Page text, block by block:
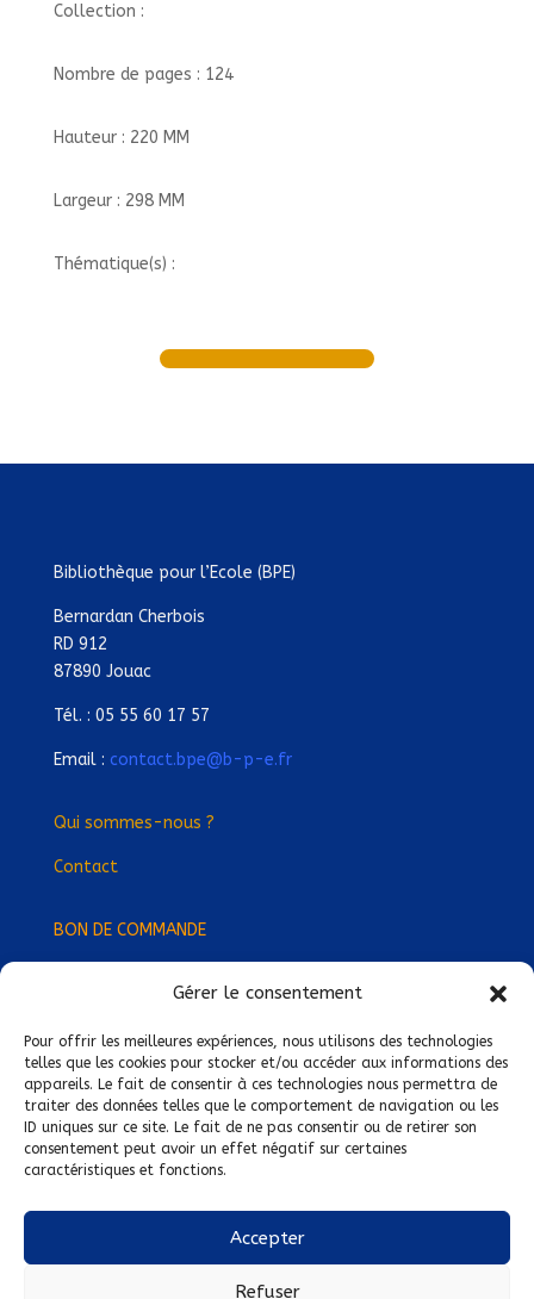
Gérer le consentement
Pour offrir les meilleures expériences, nous utilisons des technologies
telles que les cookies pour stocker et/ou accéder aux informations des
appareils. Le fait de consentir à ces technologies nous permettra de
traiter des données telles que le comportement de navigation ou les
ID uniques sur ce site. Le fait de ne pas consentir ou de retirer son
consentement peut avoir un effet négatif sur certaines
caractéristiques et fonctions.
Accepter
Refuser
Collection :
Nombre de pages : 124
Hauteur : 220 MM
Largeur : 298 MM
Thématique(s) :
Bibliothèque pour l’Ecole (BPE)
Bernardan Cherbois
RD 912
87890 Jouac
Tél. : 05 55 60 17 57
Email : contact.bpe@b-p-e.fr
Qui sommes-nous ?
Contact
BON DE COMMANDE
Devenez Délégué·e Régional·e !
Trouvez-nous près de chez vous !
Mentions légales
Conditions générales de vente
Politique de confidentialité